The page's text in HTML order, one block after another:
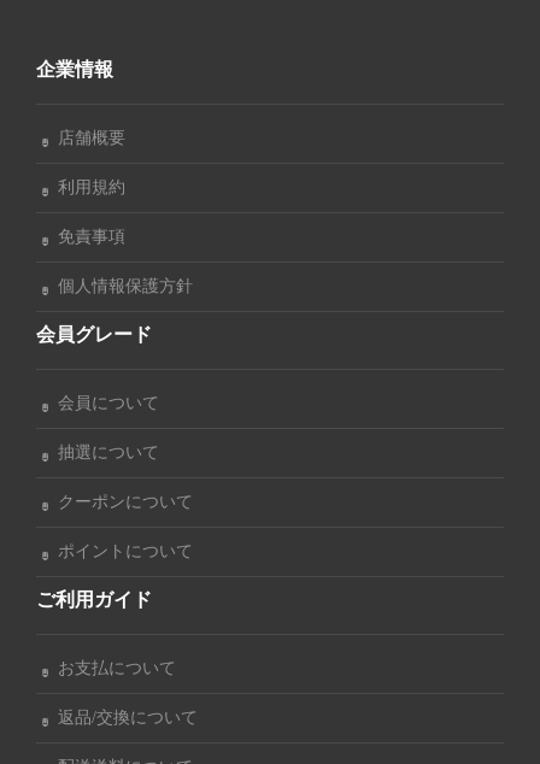
企業情報
店舗概要
利用規約
免責事項
個人情報保護方針
会員グレード
会員について
抽選について
クーポンについて
ポイントについて
ご利用ガイド
お支払について
返品/交換について